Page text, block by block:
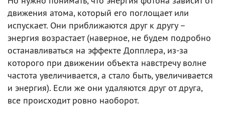
движения атома, который его поглощает или
испускает. Они приближаются друг к другу –
энергия возрастает (наверное, не будем подробно
останавливаться на эффекте Допплера, из-за
которого при движении объекта навстречу волне
частота увеличивается, а стало быть, увеличивается
и энергия). Если же они удаляются друг от друга,
все происходит ровно наоборот.